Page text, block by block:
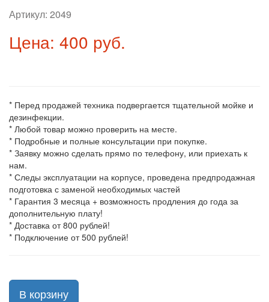
Артикул: 2049
Цена: 400 руб.
* Перед продажей техника подвергается тщательной мойке и
дезинфекции.
* Любой товар можно проверить на месте.
* Подробные и полные консультации при покупке.
* Заявку можно сделать прямо по телефону, или приехать к
нам.
* Следы эксплуатации на корпусе, проведена предпродажная
подготовка с заменой необходимых частей
* Гарантия 3 месяца + возможность продления до года за
дополнительную плату!
* Доставка от 800 рублей!
* Подключение от 500 рублей!
В корзину